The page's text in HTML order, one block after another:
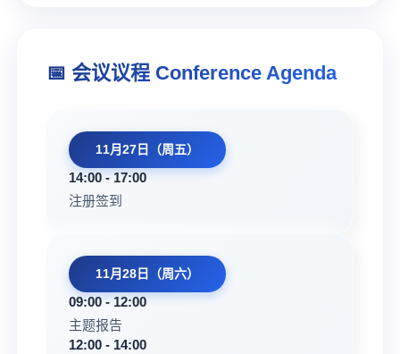
📅 会议议程 Conference Agenda
11月27日（周五）
14:00 - 17:00
注册签到
11月28日（周六）
09:00 - 12:00
主题报告
12:00 - 14:00